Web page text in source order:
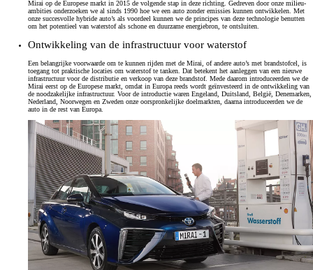
Mirai op de Europese markt in 2015 de volgende stap in deze richting. Gedreven door onze milieu-
ambities onderzoeken we al sinds 1990 hoe we een auto zonder emissies kunnen ontwikkelen. Met
onze succesvolle hybride auto’s als voordeel kunnen we de principes van deze technologie benutten
om het potentieel van waterstof als schone en duurzame energiebron, te ontsluiten.
Ontwikkeling van de infrastructuur voor waterstof
Een belangrijke voorwaarde om te kunnen rijden met de Mirai, of andere auto’s met brandstofcel, is
toegang tot praktische locaties om waterstof te tanken. Dat betekent het aanleggen van een nieuwe
infrastructuur voor de distributie en verkoop van deze brandstof. Mede daarom introduceerden we de
Mirai eerst op de Europese markt, omdat in Europa reeds wordt geïnvesteerd in de ontwikkeling van
de noodzakelijke infrastructuur. Voor de introductie waren Engeland, Duitsland, België, Denemarken,
Nederland, Noorwegen en Zweden onze oorspronkelijke doelmarkten, daarna introduceerden we de
auto in de rest van Europa.